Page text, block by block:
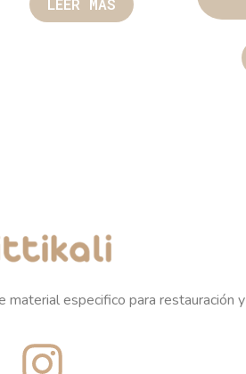
LEER MÁS
material especifico para restauración
I